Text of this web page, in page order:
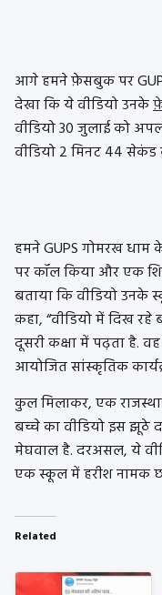
आगे हमने फ़ेसबुक पर
देखा कि ये वीडियो उनके
वीडियो 30 जुलाई को
वीडियो 2 मिनट 44 सेकंड
हमने GUPS गोमरख
पर कॉल किया और एक
बताया कि वीडियो उनके
कहा, “वीडियो में दिख
दूसरी कक्षा में पढ़ता है.
आयोजित सांस्कृतिक
कुल मिलाकर, एक
बच्चे का वीडियो इस झूठे
मेघवाल है. दरअसल, ये
एक स्कूल में हरीश नामक
Related